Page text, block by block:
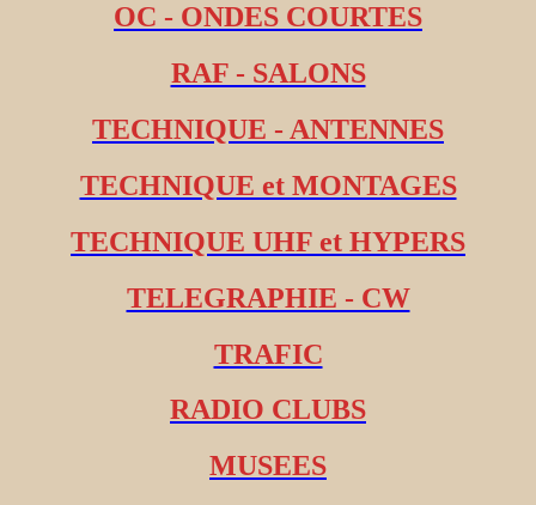
OC - ONDES COURTES
RAF - SALONS
TECHNIQUE - ANTENNES
TECHNIQUE et MONTAGES
TECHNIQUE UHF et HYPERS
TELEGRAPHIE - CW
TRAFIC
RADIO CLUBS
MUSEES